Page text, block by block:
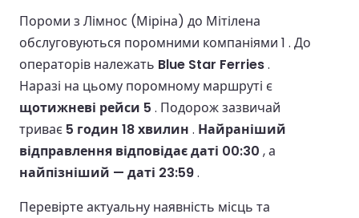
Пороми з Лімнос (Міріна) до Мітілена
обслуговуються поромними компаніями 1 . До
операторів належать Blue Star Ferries.
Наразі на цьому поромному маршруті є
щотижневі рейси 5 . Подорож зазвичай
триває 5 годин 18 хвилин . Найраніший
відправлення відповідає даті 00:30 , а
найпізніший — даті 23:59.
Перевірте актуальну наявність місць та